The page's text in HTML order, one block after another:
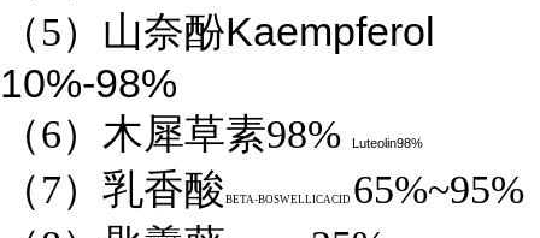
（5）山奈酚Kaempferol
10%-98%
（6）木犀草素98% Luteolin98%
（7）乳香酸 BETA-BOSWELLICACID 65%~95%